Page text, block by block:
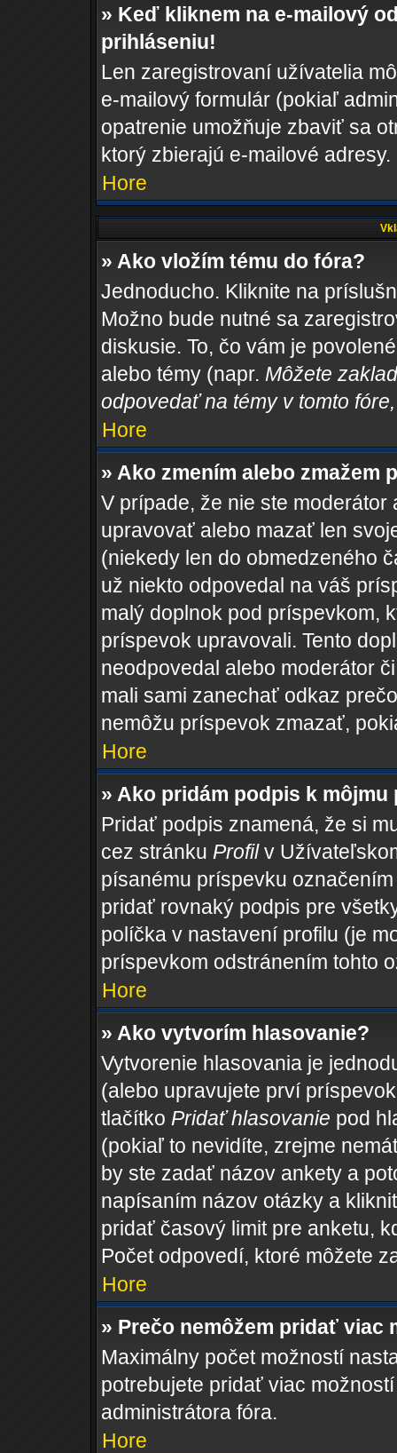
» Keď kliknem na e-mailový
prihláseniu!
Len zaregistrovaní užívatelia
e-mailový formulár (pokiaľ
opatrenie umožňuje zbaviť sa
ktorý zbierajú e-mailové adresy.
Hore
» Ako vložím tému do fóra?
Jednoducho. Kliknite na
Možno bude nutné sa
diskusie. To, čo vám je
alebo témy (napr. Môžete
odpovedať na témy v tomto
Hore
» Ako zmením alebo zmažem
V prípade, že nie ste
upravovať alebo mazať len
(niekedy len do obmedzeného
už niekto odpovedal na váš
malý doplnok pod príspevkom,
príspevok upravovali. Tento
neodpovedal alebo moderátor
mali sami zanechať odkaz
nemôžu príspevok zmazať,
Hore
» Ako pridám podpis k môjmu
Pridať podpis znamená, že si
cez stránku Profilv
písanému príspevku
pridať rovnaký podpis pre
políčka v nastavení profilu (je
príspevkom odstránením tohto
Hore
» Ako vytvorím hlasovanie?
Vytvorenie hlasovania je
(alebo upravujete prví
tlačítko Pridať hlasovanie pod
(pokiaľ to nevidíte, zrejme
by ste zadať názov ankety a
napísaním názov otázky a
pridať časový limit pre anketu,
Počet odpovedí, ktoré môžete
Hore
» Prečo nemôžem pridať viac
Maximálny počet možností
potrebujete pridať viac
administrátora fóra.
Hore